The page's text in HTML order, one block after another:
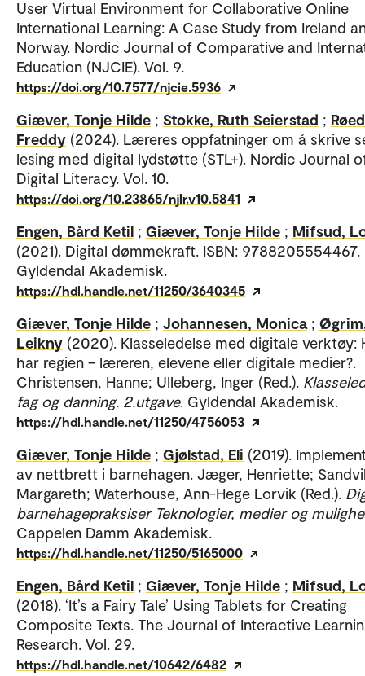
User Virtual Environment for Collaborative Online
International Learning: A Case Study from Ireland
Norway. Nordic Journal of Comparative and
Education (NJCIE). Vol. 9.
https://doi.org/10.7577/njcie.5936
Giæver, Tonje Hilde ; Stokke, Ruth Seierstad ;
Freddy (2024). Læreres oppfatninger om å skrive
lesing med digital lydstøtte (STL+). Nordic Journal
Digital Literacy. Vol. 10.
https://doi.org/10.23865/njlr.v10.5841
Engen, Bård Ketil ; Giæver, Tonje Hilde ; Mifsud,
(2021). Digital dømmekraft. ISBN: 9788205554467.
Gyldendal Akademisk.
https://hdl.handle.net/11250/3640345
Giæver, Tonje Hilde ; Johannesen, Monica ;
Leikny (2020). Klasseledelse med digitale verktøy:
har regien – læreren, elevene eller digitale medier?.
Christensen, Hanne; Ulleberg, Inger (Red.).
fag og danning. 2.utgave. Gyldendal Akademisk.
https://hdl.handle.net/11250/4756053
Giæver, Tonje Hilde ; Gjølstad, Eli (2019).
av nettbrett i barnehagen. Jæger, Henriette;
Margareth; Waterhouse, Ann-Hege Lorvik (Red.).
barnehagepraksiser Teknologier, medier og
Cappelen Damm Akademisk.
https://hdl.handle.net/11250/5165000
Engen, Bård Ketil ; Giæver, Tonje Hilde ; Mifsud,
(2018). ‘It’s a Fairy Tale’ Using Tablets for Creating
Composite Texts. The Journal of Interactive
Research. Vol. 29.
https://hdl.handle.net/10642/6482